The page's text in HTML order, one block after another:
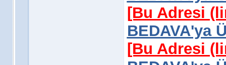
[Bu Adresi
BEDAVA'ya
[Bu Adresi